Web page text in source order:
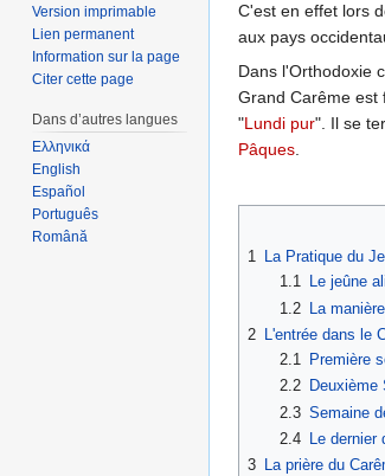
C'est en effet lors
aux pays
Dans l'Orthodoxie
Grand Carême est
"Lundi pur". Il se
Pâques.
1 La Pratique du
1.1
Le jeûne
1.2
La
2 L'entrée dans le
2.1
Première
2.2
Deuxième
2.3 Semaine
2.4
Le dernier
3 La prière du
Version imprimable
Lien permanent
Information sur la page
Citer cette page
Dans d’autres langues
Ελληνικά
English
Español
Português
Română